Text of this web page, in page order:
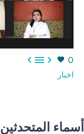
0

اخبار
أسماء المتحدثين